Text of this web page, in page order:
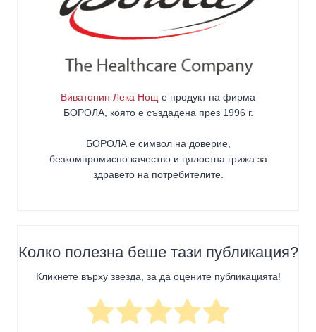
Виватонин Лека Нощ е продукт на фирма
БОРОЛА, която е създадена през 1996 г.
БОРОЛА е символ на доверие,
безкомпромисно качество и цялостна грижа за
здравето на потребителите.
Колко полезна беше тази публикация?
Кликнете върху звезда, за да оцените публикацията!